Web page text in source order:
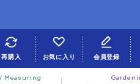
再購入 お気に入り 会員登録